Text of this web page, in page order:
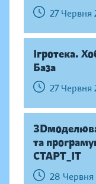
27 Червня
Ігротека.
База
27 Червня
та
СТАРТ_ІТ
28